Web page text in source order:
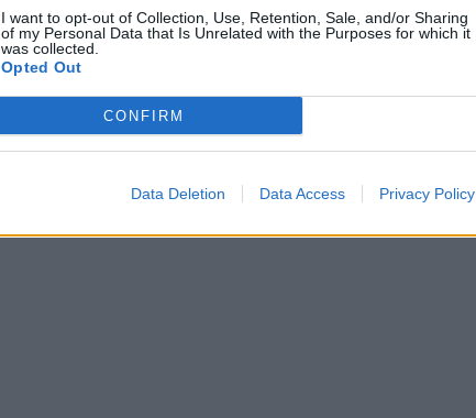
I want to opt-out of Collection, Use, Retention, Sale, and/or Sharing
of my Personal Data that Is Unrelated with the Purposes for which it
was collected.
Opted Out
CONFIRM
Data Deletion Data Access Privacy Policy